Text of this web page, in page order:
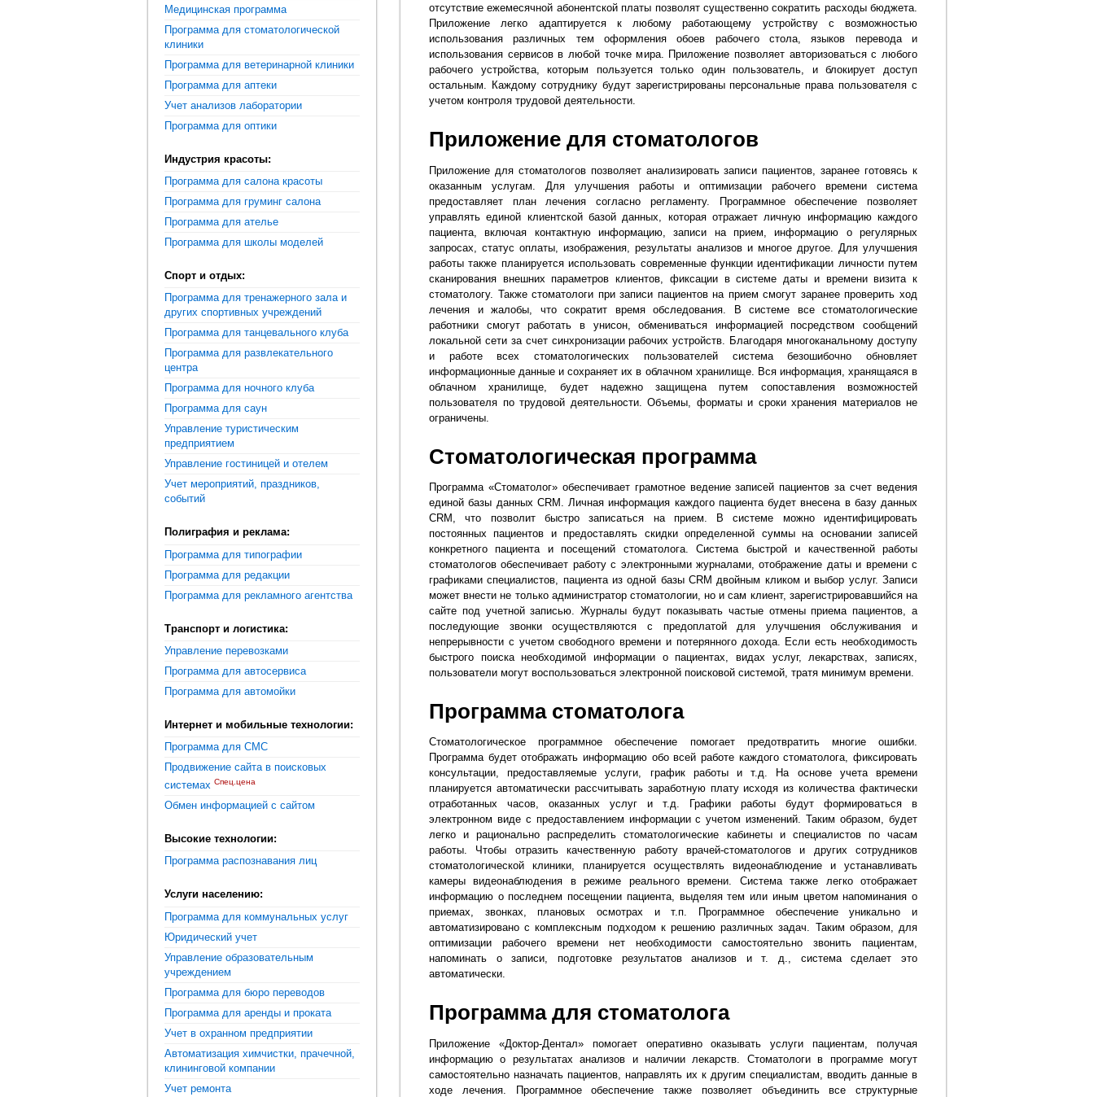
отсутствие ежемесячной абонентской платы позволят существенно сократить расходы бюджета.
Приложение легко адаптируется к любому работающему устройству с возможностью
использования различных тем оформления обоев рабочего стола, языков перевода и
использования сервисов в любой точке мира. Приложение позволяет авторизоваться с любого
рабочего устройства, которым пользуется только один пользователь, и блокирует доступ
остальным. Каждому сотруднику будут зарегистрированы персональные права пользователя с
учетом контроля трудовой деятельности.
Приложение для стоматологов
Приложение для стоматологов позволяет анализировать записи пациентов, заранее готовясь к
оказанным услугам. Для улучшения работы и оптимизации рабочего времени система
предоставляет план лечения согласно регламенту. Программное обеспечение позволяет
управлять единой клиентской базой данных, которая отражает личную информацию каждого
пациента, включая контактную информацию, записи на прием, информацию о регулярных
запросах, статус оплаты, изображения, результаты анализов и многое другое. Для улучшения
работы также планируется использовать современные функции идентификации личности путем
сканирования внешних параметров клиентов, фиксации в системе даты и времени визита к
стоматологу. Также стоматологи при записи пациентов на прием смогут заранее проверить ход
лечения и жалобы, что сократит время обследования. В системе все стоматологические
работники смогут работать в унисон, обмениваться информацией посредством сообщений
локальной сети за счет синхронизации рабочих устройств. Благодаря многоканальному доступу
и работе всех стоматологических пользователей система безошибочно обновляет
информационные данные и сохраняет их в облачном хранилище. Вся информация, хранящаяся в
облачном хранилище, будет надежно защищена путем сопоставления возможностей
пользователя по трудовой деятельности. Объемы, форматы и сроки хранения материалов не
ограничены.
Стоматологическая программа
Программа «Стоматолог» обеспечивает грамотное ведение записей пациентов за счет ведения
единой базы данных CRM. Личная информация каждого пациента будет внесена в базу данных
CRM, что позволит быстро записаться на прием. В системе можно идентифицировать
постоянных пациентов и предоставлять скидки определенной суммы на основании записей
конкретного пациента и посещений стоматолога. Система быстрой и качественной работы
стоматологов обеспечивает работу с электронными журналами, отображение даты и времени с
графиками специалистов, пациента из одной базы CRM двойным кликом и выбор услуг. Записи
может внести не только администратор стоматологии, но и сам клиент, зарегистрировавшийся на
сайте под учетной записью. Журналы будут показывать частые отмены приема пациентов, а
последующие звонки осуществляются с предоплатой для улучшения обслуживания и
непрерывности с учетом свободного времени и потерянного дохода. Если есть необходимость
быстрого поиска необходимой информации о пациентах, видах услуг, лекарствах, записях,
пользователи могут воспользоваться электронной поисковой системой, тратя минимум времени.
Программа стоматолога
Стоматологическое программное обеспечение помогает предотвратить многие ошибки.
Программа будет отображать информацию обо всей работе каждого стоматолога, фиксировать
консультации, предоставляемые услуги, график работы и т.д. На основе учета времени
планируется автоматически рассчитывать заработную плату исходя из количества фактически
отработанных часов, оказанных услуг и т.д. Графики работы будут формироваться в
электронном виде с предоставлением информации с учетом изменений. Таким образом, будет
легко и рационально распределить стоматологические кабинеты и специалистов по часам
работы. Чтобы отразить качественную работу врачей-стоматологов и других сотрудников
стоматологической клиники, планируется осуществлять видеонаблюдение и устанавливать
камеры видеонаблюдения в режиме реального времени. Система также легко отображает
информацию о последнем посещении пациента, выделяя тем или иным цветом напоминания о
приемах, звонках, плановых осмотрах и т.п. Программное обеспечение уникально и
автоматизировано с комплексным подходом к решению различных задач. Таким образом, для
оптимизации рабочего времени нет необходимости самостоятельно звонить пациентам,
напоминать о записи, подготовке результатов анализов и т. д., система сделает это
автоматически.
Программа для стоматолога
Приложение «Доктор-Дентал» помогает оперативно оказывать услуги пациентам, получая
информацию о результатах анализов и наличии лекарств. Стоматологи в программе могут
самостоятельно назначать пациентов, направлять их к другим специалистам, вводить данные в
ходе лечения. Программное обеспечение также позволяет объединить все структурные
Медицинская программа
Программа для стоматологической
клиники
Программа для ветеринарной клиники
Программа для аптеки
Учет анализов лаборатории
Программа для оптики
Индустрия красоты:
Программа для салона красоты
Программа для груминг салона
Программа для ателье
Программа для школы моделей
Спорт и отдых:
Программа для тренажерного зала и
других спортивных учреждений
Программа для танцевального клуба
Программа для развлекательного
центра
Программа для ночного клуба
Программа для саун
Управление туристическим
предприятием
Управление гостиницей и отелем
Учет мероприятий, праздников,
событий
Полиграфия и реклама:
Программа для типографии
Программа для редакции
Программа для рекламного агентства
Транспорт и логистика:
Управление перевозками
Программа для автосервиса
Программа для автомойки
Интернет и мобильные технологии:
Программа для СМС
Продвижение сайта в поисковых
системах Спец.цена
Обмен информацией с сайтом
Высокие технологии:
Программа распознавания лиц
Услуги населению:
Программа для коммунальных услуг
Юридический учет
Управление образовательным
учреждением
Программа для бюро переводов
Программа для аренды и проката
Учет в охранном предприятии
Автоматизация химчистки, прачечной,
клининговой компании
Учет ремонта